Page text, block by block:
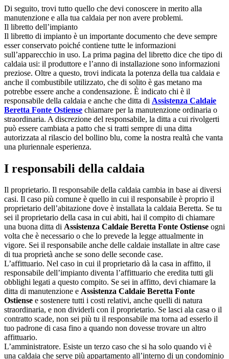
Di seguito, trovi tutto quello che devi conoscere in merito alla
manutenzione e alla tua caldaia per non avere problemi.
Il libretto dell’impianto
Il libretto di impianto è un importante documento che deve sempre
esser conservato poiché contiene tutte le informazioni
sull’apparecchio in uso. La prima pagina del libretto dice che tipo di
caldaia usi: il produttore e l’anno di installazione sono informazioni
preziose. Oltre a questo, trovi indicata la potenza della tua caldaia e
anche il combustibile utilizzato, che di solito è gas metano ma
potrebbe essere anche a condensazione. È indicato chi è il
responsabile della caldaia e anche che ditta di Assistenza Caldaie
Beretta Fonte Ostiense chiamare per la manutenzione ordinaria o
straordinaria. A discrezione del responsabile, la ditta a cui rivolgerti
può essere cambiata a patto che si tratti sempre di una ditta
autorizzata al rilascio del bollino blu, come la nostra realtà che vanta
una pluriennale esperienza.
I responsabili della caldaia
Il proprietario. Il responsabile della caldaia cambia in base ai diversi
casi. Il caso più comune è quello in cui il responsabile è proprio il
proprietario dell’abitazione dove è installata la caldaia Beretta. Se tu
sei il proprietario della casa in cui abiti, hai il compito di chiamare
una buona ditta di Assistenza Caldaie Beretta Fonte Ostiense ogni
volta che è necessario o che lo prevede la legge attualmente in
vigore. Sei il responsabile anche delle caldaie installate in altre case
di tua proprietà anche se sono delle seconde case.
L’affittuario. Nel caso in cui il proprietario dà la casa in affitto, il
responsabile dell’impianto diventa l’affittuario che eredita tutti gli
obblighi legati a questo compito. Se sei in affitto, devi chiamare la
ditta di manutenzione e Assistenza Caldaie Beretta Fonte
Ostiense e sostenere tutti i costi relativi, anche quelli di natura
straordinaria, e non dividerli con il proprietario. Se lasci ala casa o il
contratto scade, non sei più tu il responsabile ma torna ad esserlo il
tuo padrone di casa fino a quando non dovesse trovare un altro
affittuario.
L’amministratore. Esiste un terzo caso che si ha solo quando vi è
una caldaia che serve più appartamento all’interno di un condominio